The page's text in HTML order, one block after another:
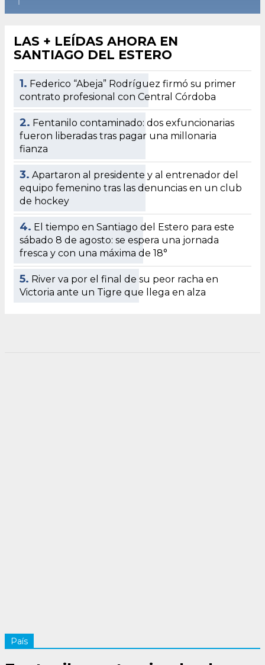
LAS + LEÍDAS AHORA EN
SANTIAGO DEL ESTERO
1. Federico “Abeja” Rodríguez firmó su primer
contrato profesional con Central Córdoba
2. Fentanilo contaminado: dos exfuncionarias
fueron liberadas tras pagar una millonaria
fianza
3. Apartaron al presidente y al entrenador del
equipo femenino tras las denuncias en un club
de hockey
4. El tiempo en Santiago del Estero para este
sábado 8 de agosto: se espera una jornada
fresca y con una máxima de 18°
5. River va por el final de su peor racha en
Victoria ante un Tigre que llega en alza